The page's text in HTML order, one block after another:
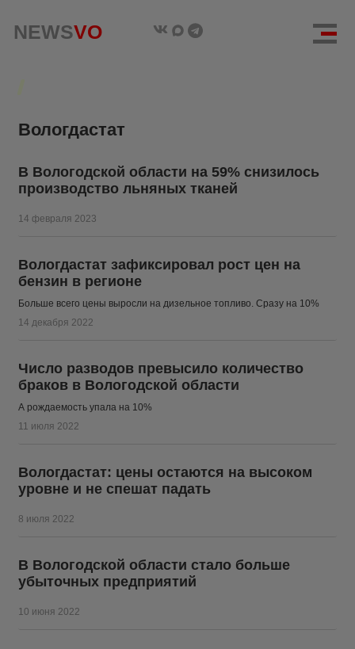
NEWSVO
NEWSVO
Вологдастат
В Вологодской области на 59% снизилось
производство льняных тканей
14 февраля 2023
Вологдастат зафиксировал рост цен на
бензин в регионе
Больше всего цены выросли на дизельное топливо. Сразу на 10%
14 декабря 2022
Число разводов превысило количество
браков в Вологодской области
А рождаемость упала на 10%
11 июля 2022
Вологдастат: цены остаются на высоком
уровне и не спешат падать
8 июля 2022
В Вологодской области стало больше
убыточных предприятий
10 июня 2022